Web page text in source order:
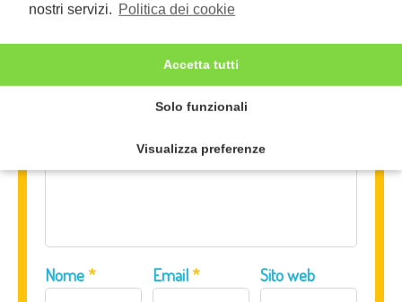
nostri servizi. Politica dei cookie
Accetta tutti
Solo funzionali
Visualizza preferenze
Il tuo indirizzo email non sarà pubblicato.
obbligatori sono contrassegnati*
Nome* Email* Sito web